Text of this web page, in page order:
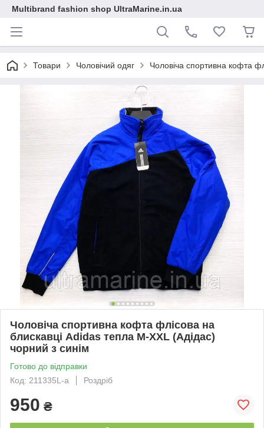
Multibrand fashion shop UltraMarine.in.ua
Товари Чоловічий одяг Чоловіча спортивна кофта
Чоловіча спортивна кофта флісова на
блискавці Adidas тепла М-ХХL (Адідас)
чорний з синім
Готово до відправки
Код: 211335L-a
Роздріб
950 ₴